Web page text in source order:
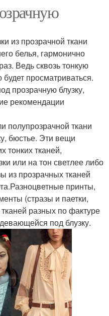
из прозрачной ткани
белья, гармонично
Ведь сквозь тонкую
просматриваться.
прозрачную блузку,
рекомендации
полупрозрачной ткани
бюстье. Эти вещи
тонких тканей,
или на тон светлее либо
из прозрачных тканей
принты,
(стразы и паетки,
разных по фактуре
под блузку.